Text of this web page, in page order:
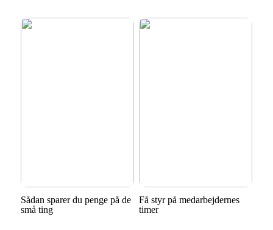
Sådan sparer du penge på de
små ting
Få styr på medarbejdernes
timer